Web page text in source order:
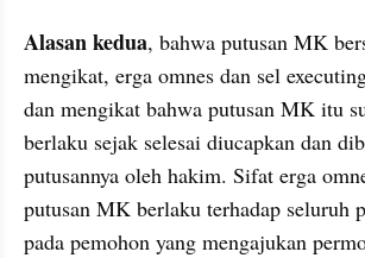
Alasan kedua, bahwa putusan MK
mengikat, erga omnes dan sel
dan mengikat bahwa putusan MK itu
berlaku sejak selesai diucapkan dan
putusannya oleh hakim. Sifat erga
putusan MK berlaku terhadap seluruh
pada pemohon yang mengajukan